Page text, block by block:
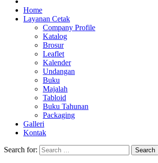
Home
Layanan Cetak
Company Profile
Katalog
Brosur
Leaflet
Kalender
Undangan
Buku
Majalah
Tabloid
Buku Tahunan
Packaging
Galleri
Kontak
Search for: